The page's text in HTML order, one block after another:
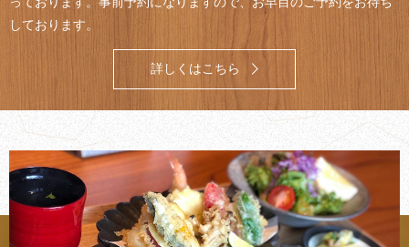
しております。
詳しくはこちら